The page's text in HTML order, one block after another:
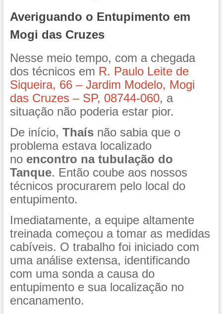
Averiguando o Entupimento em
Mogi das Cruzes
Nesse meio tempo, com a chegada
dos técnicos em R. Paulo Leite de
Siqueira, 66 – Jardim Modelo, Mogi
das Cruzes – SP, 08744-060, a
situação não poderia estar pior.
De início, Thaísnão sabia que o
problema estava localizado
no encontro na tubulação do
Tanque. Então coube aos nossos
técnicos procurarem pelo local do
entupimento.
Imediatamente, a equipe altamente
treinada começou a tomar as medidas
cabíveis. O trabalho foi iniciado com
uma análise extensa, identificando
com uma sonda a causa do
entupimento e sua localização no
encanamento.